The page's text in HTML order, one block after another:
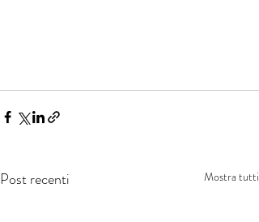
Post recenti Mostra tutti